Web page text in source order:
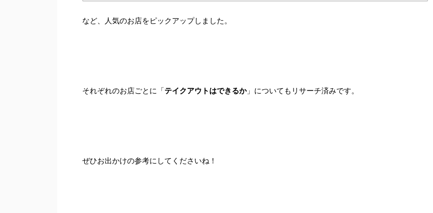
など、人気のお店をピックアップしました。
それぞれのお店ごとに「テイクアウトはできるか」についてもリサーチ済みです。
ぜひお出かけの参考にしてくださいね！